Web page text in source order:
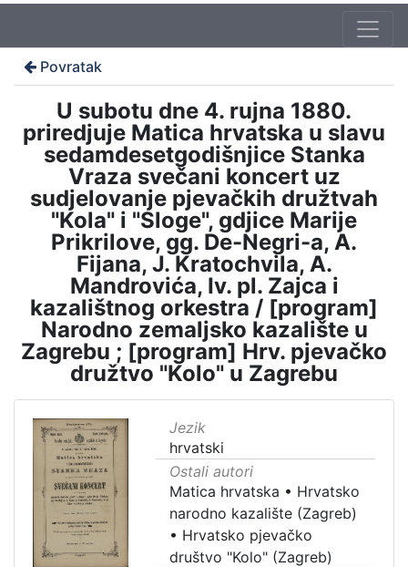
Povratak
U subotu dne 4. rujna 1880.
priredjuje Matica hrvatska u slavu
sedamdesetgodišnjice Stanka
Vraza svečani koncert uz
sudjelovanje pjevačkih družtvah
"Kola" i "Sloge", gdjice Marije
Prikrilove, gg. De-Negri-a, A.
Fijana, J. Kratochvila, A.
Mandrovića, Iv. pl. Zajca i
kazalištnog orkestra / [program]
Narodno zemaljsko kazalište u
Zagrebu ; [program] Hrv. pjevačko
družtvo "Kolo" u Zagrebu
Jezik
hrvatski
Ostali autori
Matica hrvatska • Hrvatsko
narodno kazalište (Zagreb)
• Hrvatsko pjevačko
društvo "Kolo" (Zagreb)